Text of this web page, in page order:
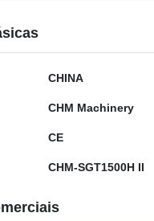
CHINA
CHM Machinery
CE
CHM-SGT1500H II